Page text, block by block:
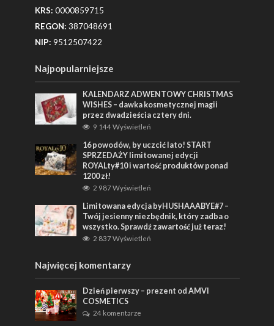
KRS: 0000859715
REGON: 387048691
NIP: 9512507422
Najpopularniejsze
KALENDARZ ADWENTOWY CHRISTMAS
WISHES – dawka kosmetycznej magii
przez dwadzieścia cztery dni.
9 144 Wyświetleń
16 powodów, by uczcić lato! START
SPRZEDAŻY limitowanej edycji
ROYALty#10 i wartość produktów ponad
1200 zł!
2 987 Wyświetleń
Limitowana edycja byHUSHAAABYE#7 –
Twój jesienny niezbędnik, który zadba o
wszystko. Sprawdź zawartość już teraz!
2 837 Wyświetleń
Najwięcej komentarzy
Dzień pierwszy – prezent od AMVI
COSMETICS
24 komentarze